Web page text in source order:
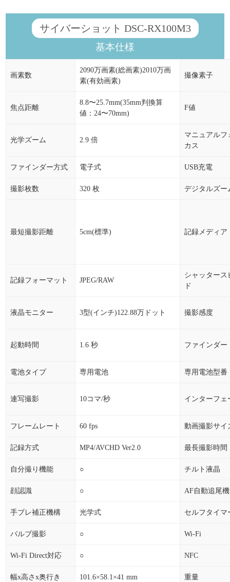
サイバーショット DSC-RX100M3
基本仕様
画素数
2090万画素(総画素)2010万画
素(有効画素)
撮像素子
焦点距離
8.8〜25.7mm(35mm判換算
値：24〜70mm)
F値
光学ズーム 2.9 倍
マニュアルフ
カス
ファインダー方式 電子式 USB充電
撮影枚数 320 枚 デジタルズー
最短撮影距離 5cm(標準) 記録メディア
記録フォーマット JPEG/RAW
シャッタース
ド
液晶モニター 3型(インチ)122.88万ドット 撮影感度
起動時間 1.6 秒 ファインダー
電池タイプ 専用電池 専用電池型番
連写撮影 10コマ/秒 インターフェ
フレームレート 60 fps 動画撮影サイ
記録方式 MP4/AVCHD Ver2.0 最長撮影時間
自分撮り機能 ○ チルト液晶
顔認識 ○ AF自動追尾
手ブレ補正機構 光学式 セルフタイマ
バルブ撮影 ○ Wi-Fi
Wi-Fi Direct対応 ○ NFC
幅x高さx奥行き 101.6×58.1×41 mm 重量